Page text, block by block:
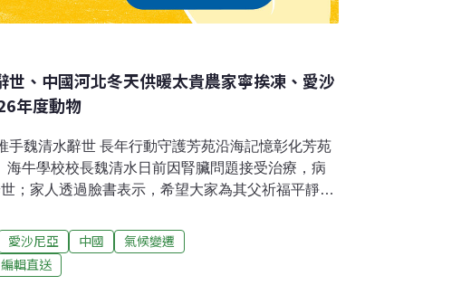
世、中國河北冬天供暖太貴農家寧挨凍、愛沙
年度動物
手魏清水辭世 長年行動守護芳苑沿海記憶彰化芳苑
海牛學校校長魏清水日前因腎臟問題接受治療，病
；家人透過臉書表示，希望大家為其父祈福平靜走
況不佳入院二林基督教醫院，之後轉院至彰化基督
示身體各項指標持續惡化，3日下午辭世；請大家
生命最後一段路，也提醒大家要留意自身細微身
愛沙尼亞 中國
氣候變遷
編輯直送